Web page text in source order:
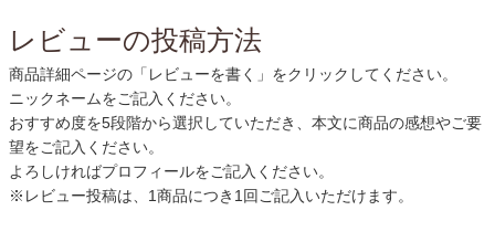
レビューの投稿方法
商品詳細ページの「レビューを書く」をクリックしてください。
ニックネームをご記入ください。
おすすめ度を5段階から選択していただき、本文に商品の感想やご要
望をご記入ください。
よろしければプロフィールをご記入ください。
※レビュー投稿は、1商品につき1回ご記入いただけます。